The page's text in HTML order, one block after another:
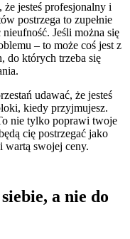
że jesteś profesjonalny i
postrzega to zupełnie
Jeśli można się
– to może coś jest z
do których trzeba się
udawać, że jesteś
kiedy przyjmujesz.
nie tylko poprawi twoje
cię postrzegać jako
wartą swojej ceny.
a nie do